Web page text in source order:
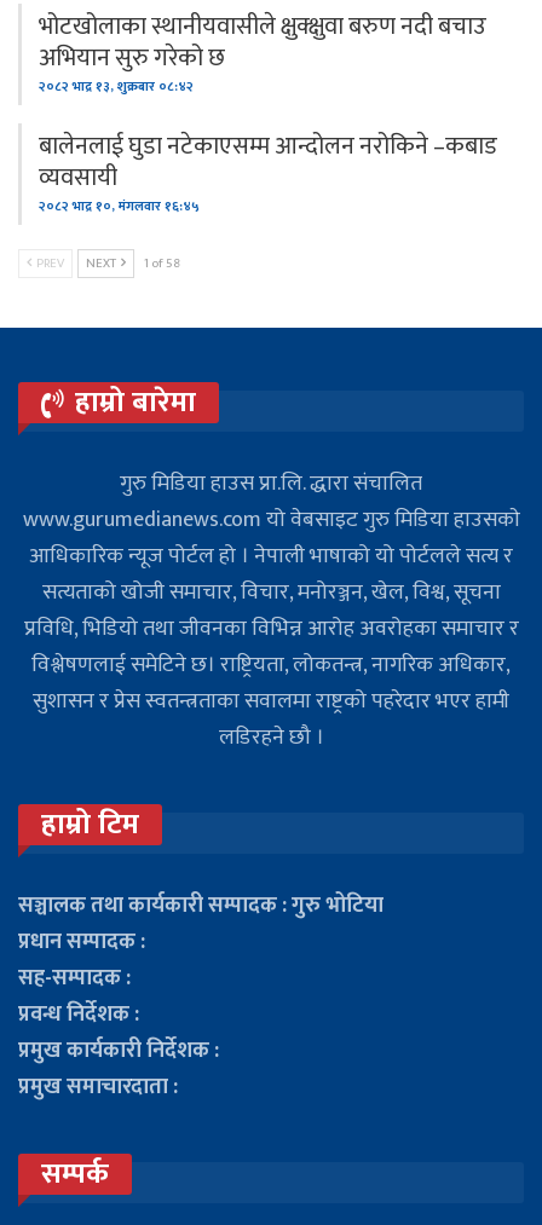
भोटखोलाका स्थानीयवासीले क्षुक्क्षुवा बरुण नदी बचाउ
अभियान सुरु गरेको छ
२०८२ भाद्र १३, शुक्रबार ०८:४२
बालेनलाई घुडा नटेकाएसम्म आन्दोलन नरोकिने –कबाड
व्यवसायी
२०८२ भाद्र १०, मंगलवार १६:४५
PREV NEXT 1 of 58
हाम्रो बारेमा
गुरु मिडिया हाउस प्रा.लि. द्धारा संचालित
www.gurumedianews.com यो वेबसाइट गुरु मिडिया हाउसकाे
आधिकारिक न्यूज पोर्टल हो । नेपाली भाषाको यो पोर्टलले सत्य र
सत्यताको खोजी समाचार, विचार, मनोरञ्जन, खेल, विश्व, सूचना
प्रविधि, भिडियो तथा जीवनका विभिन्न आरोह अवरोहका समाचार र
विश्लेषणलाई समेटिने छ। राष्ट्रियता, लोकतन्त्र, नागरिक अधिकार,
सुशासन र प्रेस स्वतन्त्रताका सवालमा राष्ट्रको पहरेदार भएर हामी
लडिरहने छौ ।
हाम्रो टिम
सञ्चालक तथा कार्यकारी सम्पादक : गुरु भोटिया
प्रधान सम्पादक :
सह-सम्पादक :
प्रवन्ध निर्देशक :
प्रमुख कार्यकारी निर्देशक :
प्रमुख समाचारदाता :
सम्पर्क